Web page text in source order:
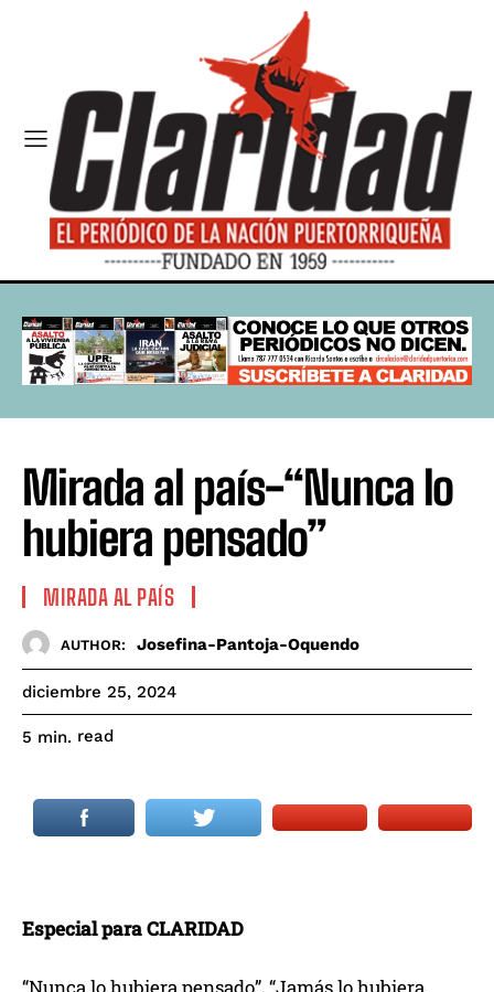
Mirada al país-“Nunca lo
hubiera pensado”
MIRADA AL PAÍS
AUTHOR: Josefina-Pantoja-Oquendo
diciembre 25, 2024
5 min. read
Especial para CLARIDAD